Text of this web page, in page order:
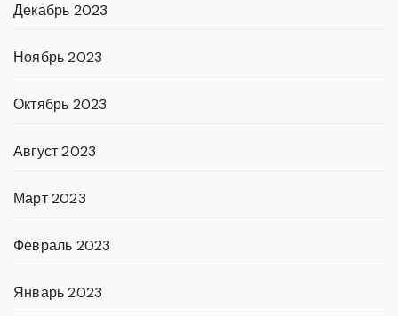
Декабрь 2023
Ноябрь 2023
Октябрь 2023
Август 2023
Март 2023
Февраль 2023
Январь 2023